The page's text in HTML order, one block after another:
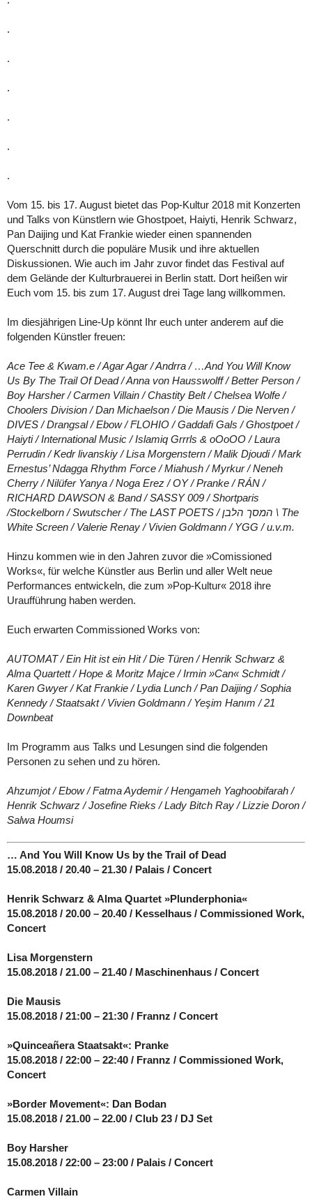
.
.
.
.
.
.
Vom 15. bis 17. August bietet das Pop-Kultur 2018 mit Konzerten
und Talks von Künstlern wie Ghostpoet, Haiyti, Henrik Schwarz,
Pan Daijing und Kat Frankie wieder einen spannenden
Querschnitt durch die populäre Musik und ihre aktuellen
Diskussionen. Wie auch im Jahr zuvor findet das Festival auf
dem Gelände der Kulturbrauerei in Berlin statt. Dort heißen wir
Euch vom 15. bis zum 17. August drei Tage lang willkommen.
Im diesjährigen Line-Up könnt Ihr euch unter anderem auf die
folgenden Künstler freuen:
Ace Tee & Kwam.e / Agar Agar / Andrra / …And You Will Know
Us By The Trail Of Dead / Anna von Hausswolff / Better Person /
Boy Harsher / Carmen Villain / Chastity Belt / Chelsea Wolfe /
Choolers Division / Dan Michaelson / Die Mausis / Die Nerven /
DIVES / Drangsal / Ebow / FLOHIO / Gaddafi Gals / Ghostpoet /
Haiyti / International Music / Islamiq Grrrls & oOoOO / Laura
Perrudin / Kedr livanskiy / Lisa Morgenstern / Malik Djoudi / Mark
Ernestus’ Ndagga Rhythm Force / Miahush / Myrkur / Neneh
Cherry / Nilüfer Yanya / Noga Erez / OY / Pranke / RÁN /
RICHARD DAWSON & Band / SASSY 009 / Shortparis
/Stockelborn / Swutscher / The LAST POETS / המסך הלבן \ The
White Screen / Valerie Renay / Vivien Goldmann / YGG / u.v.m.
Hinzu kommen wie in den Jahren zuvor die »Comissioned
Works«, für welche Künstler aus Berlin und aller Welt neue
Performances entwickeln, die zum »Pop-Kultur« 2018 ihre
Uraufführung haben werden.
Euch erwarten Commissioned Works von:
AUTOMAT / Ein Hit ist ein Hit / Die Türen / Henrik Schwarz &
Alma Quartett / Hope & Moritz Majce / Irmin »Can« Schmidt /
Karen Gwyer / Kat Frankie / Lydia Lunch / Pan Daijing / Sophia
Kennedy / Staatsakt / Vivien Goldmann / Yeşim Hanım / 21
Downbeat
Im Programm aus Talks und Lesungen sind die folgenden
Personen zu sehen und zu hören.
Ahzumjot / Ebow / Fatma Aydemir / Hengameh Yaghoobifarah /
Henrik Schwarz / Josefine Rieks / Lady Bitch Ray / Lizzie Doron /
Salwa Houmsi
… And You Will Know Us by the Trail of Dead
15.08.2018 / 20.40 – 21.30 / Palais / Concert
Henrik Schwarz & Alma Quartet »Plunderphonia«
15.08.2018 / 20.00 – 20.40 / Kesselhaus / Commissioned Work,
Concert
Lisa Morgenstern
15.08.2018 / 21.00 – 21.40 / Maschinenhaus / Concert
Die Mausis
15.08.2018 / 21:00 – 21:30 / Frannz / Concert
»Quinceañera Staatsakt«: Pranke
15.08.2018 / 22:00 – 22:40 / Frannz / Commissioned Work,
Concert
»Border Movement«: Dan Bodan
15.08.2018 / 21.00 – 22.00 / Club 23 / DJ Set
Boy Harsher
15.08.2018 / 22:00 – 23:00 / Palais / Concert
Carmen Villain